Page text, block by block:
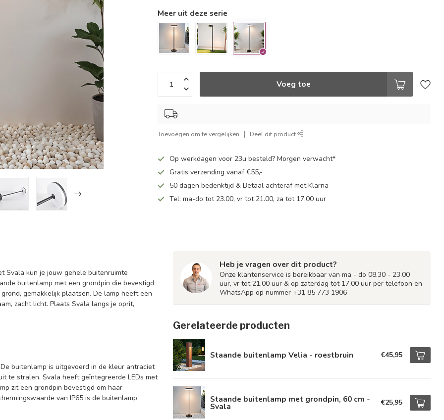
Meer uit deze serie
Voeg toe
Toevoegen om te vergelijken Deel dit product
Op werkdagen voor 23u besteld? Morgen verwacht*
Gratis verzending vanaf €55,-
50 dagen bedenktijd & Betaal achteraf met Klarna
Tel: ma-do tot 23.00, vr tot 21.00, za tot 17.00 uur
Svala kun je jouw gehele buitenruimte
buitenlamp met een grondpin die bevestigd
gemakkelijk plaatsen. De lamp heeft een
zacht licht. Plaats Svala langs je oprit,
buitenlamp is uitgevoerd in de kleur antraciet
te stralen. Svala heeft geïntegreerde LEDs met
zit een grondpin bevestigd om haar
van IP65 is de buitenlamp
Heb je vragen over dit product?
Onze klantenservice is bereikbaar van ma - do 08.30 - 23.00
uur, vr tot 21.00 uur & op zaterdag tot 17.00 uur per telefoon en
WhatsApp op nummer +31 85 773 1906
Gerelateerde producten
Staande buitenlamp Velia - roestbruin €45,95
Staande buitenlamp met grondpin, 60 cm -
Svala €25,95